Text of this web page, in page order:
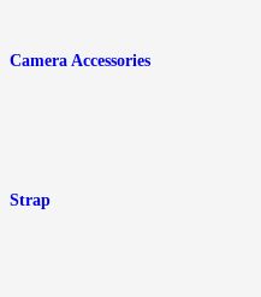
Camera Accessories
Strap